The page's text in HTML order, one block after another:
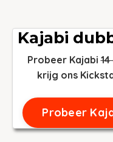
Kajabi
Probeer Kajabi
krijg ons
Probeer